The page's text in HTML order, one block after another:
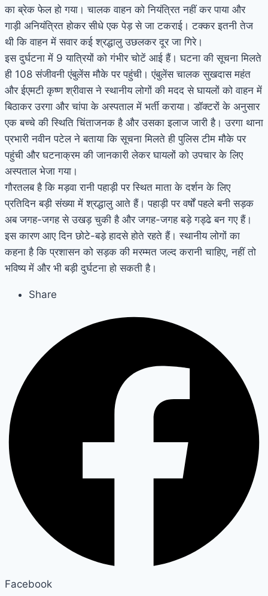
का ब्रेक फेल हो गया। चालक वाहन को नियंत्रित नहीं कर पाया और
गाड़ी अनियंत्रित होकर सीधे एक पेड़ से जा टकराई। टक्कर इतनी तेज
थी कि वाहन में सवार कई श्रद्धालु उछलकर दूर जा गिरे।
इस दुर्घटना में 9 यात्रियों को गंभीर चोटें आई हैं। घटना की सूचना मिलते
ही 108 संजीवनी एंबुलेंस मौके पर पहुंची। एंबुलेंस चालक सुखदास महंत
और ईएमटी कृष्ण श्रीवास ने स्थानीय लोगों की मदद से घायलों को वाहन में
बिठाकर उरगा और चांपा के अस्पताल में भर्ती कराया। डॉक्टरों के अनुसार
एक बच्चे की स्थिति चिंताजनक है और उसका इलाज जारी है। उरगा थाना
प्रभारी नवीन पटेल ने बताया कि सूचना मिलते ही पुलिस टीम मौके पर
पहुंची और घटनाक्रम की जानकारी लेकर घायलों को उपचार के लिए
अस्पताल भेजा गया।
गौरतलब है कि मड़वा रानी पहाड़ी पर स्थित माता के दर्शन के लिए
प्रतिदिन बड़ी संख्या में श्रद्धालु आते हैं। पहाड़ी पर वर्षों पहले बनी सड़क
अब जगह-जगह से उखड़ चुकी है और जगह-जगह बड़े गड्ढे बन गए हैं।
इस कारण आए दिन छोटे-बड़े हादसे होते रहते हैं। स्थानीय लोगों का
कहना है कि प्रशासन को सड़क की मरम्मत जल्द करानी चाहिए, नहीं तो
भविष्य में और भी बड़ी दुर्घटना हो सकती है।
Share
Facebook